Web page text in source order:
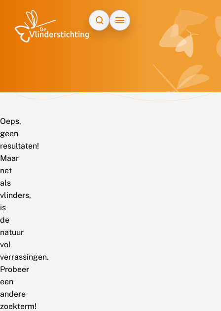
Oeps,
geen
resultaten!
Maar
net
als
vlinders,
is
de
natuur
vol
verrassingen.
Probeer
een
andere
zoekterm!